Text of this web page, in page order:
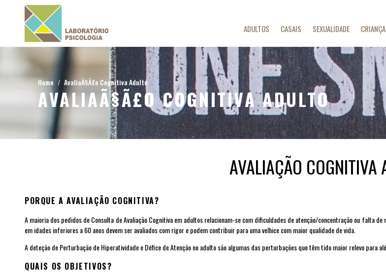
ADULTOS CASAIS SEXUALIDADE
Home AvaliaÃ§Ã£o Cognitiva Adulto
AVALIAÃ§Ã£O COGNITIVA ADULTO
AVALIAÇÃO COGNITIVA
PORQUE A AVALIAÇÃO COGNITIVA?
A maioria dos pedidos de Consulta de Avaliação Cognitiva em adultos relacionam-se com dificuldades de atenção/concentração ou falta
em idades inferiores a 60 anos devem ser avaliados com rigor e podem contribuir para uma velhice com maior qualidade de vida.
A deteção de Perturbação de Hiperatividade e Défice de Atenção no adulto são algumas das perturbações que têm tido maior relevo para
QUAIS OS OBJETIVOS?